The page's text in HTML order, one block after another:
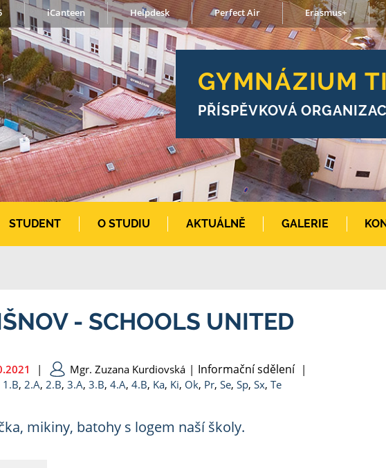
GYMNÁZIUM
PŘÍSPĚVKOVÁ
iCanteen Helpdesk Perfect Air Erasmus+
STUDENT O STUDIU AKTUÁLNĚ GALERIE
- SCHOOLS UNITED
| Mgr. Zuzana Kurdiovská | Informační sdělení |
1.B,2.A,2.B,3.A,3.B,4.A,4.B, Ka, Ki, Ok, Pr,Se,Sp,Sx,Te
mikiny, batohy s logem naší školy.